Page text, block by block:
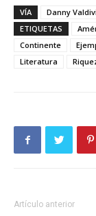
VÍA
Danny
ETIQUETAS
Continente
Literatura
Artículo anterior